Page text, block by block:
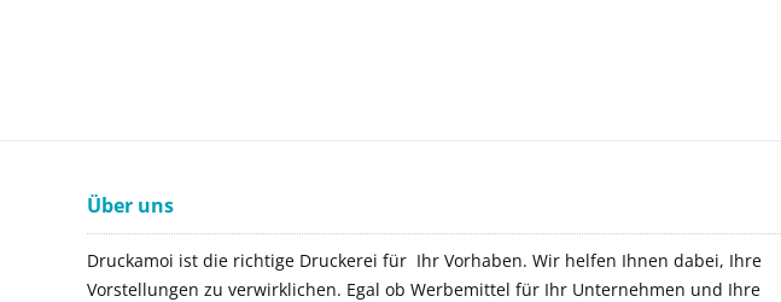
Über uns
Druckamoi ist die richtige Druckerei für Ihr Vorhaben. Wir helfen Ihnen dabei, Ihre
Vorstellungen zu verwirklichen. Egal ob Werbemittel für Ihr Unternehmen und Ihre